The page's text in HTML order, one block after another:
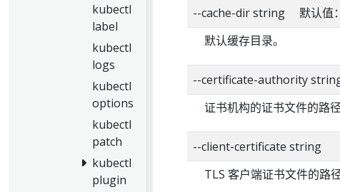
kubectl
label
kubectl
logs
kubectl
options
kubectl
patch
kubectl
plugin
--cache-dir string 默认值
默认缓存目录。
--certificate-authority
证书机构的证书文件的路径
--client-certificate string
TLS 客户端证书文件的路径